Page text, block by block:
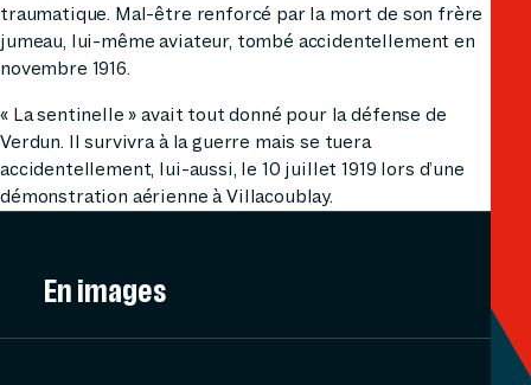
traumatique. Mal-être renforcé par la mort de son frère
jumeau, lui-même aviateur, tombé accidentellement en
novembre 1916.
« La sentinelle » avait tout donné pour la défense de
Verdun. Il survivra à la guerre mais se tuera
accidentellement, lui-aussi, le 10 juillet 1919 lors d’une
démonstration aérienne à Villacoublay.
En images